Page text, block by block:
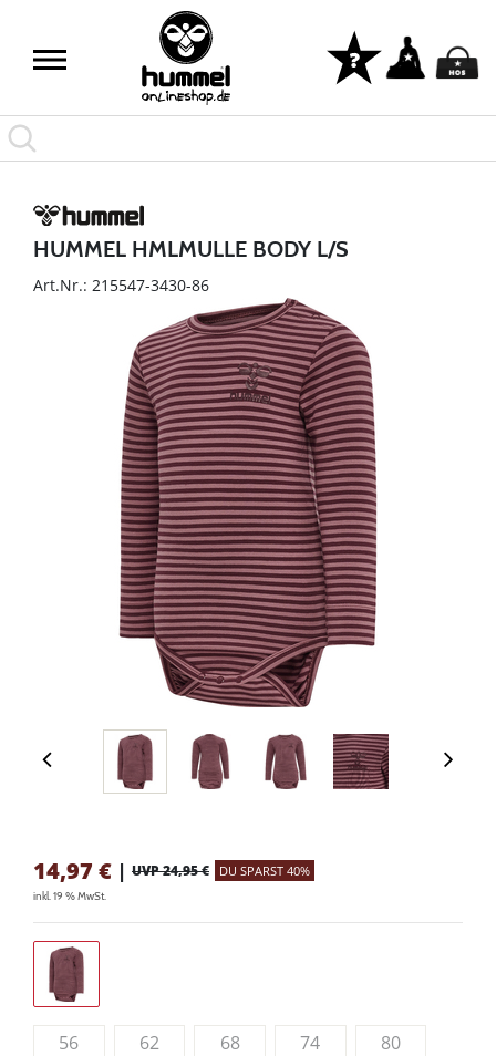
HUMMEL HMLMULLE BODY L/S
Art.Nr.: 215547-3430-86
14,97 € | UVP 24,95 € DU SPARST 40%
inkl. 19 % MwSt.
56 62 68 74
80